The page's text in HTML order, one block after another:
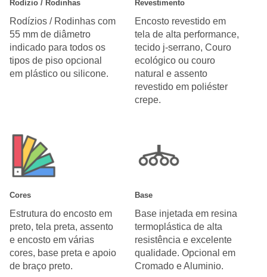
Rodízio / Rodinhas
Rodízios / Rodinhas com
55 mm de diâmetro
indicado para todos os
tipos de piso opcional
em plástico ou silicone.
Revestimento
Encosto revestido em
tela de alta performance,
tecido j-serrano, Couro
ecológico ou couro
natural e assento
revestido em poliéster
crepe.
Cores
Estrutura do encosto em
preto, tela preta, assento
e encosto em várias
cores, base preta e apoio
de braço preto.
Base
Base injetada em resina
termoplástica de alta
resistência e excelente
qualidade. Opcional em
Cromado e Aluminio.